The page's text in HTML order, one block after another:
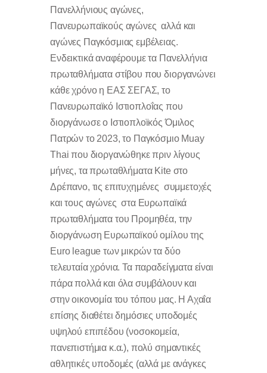
Πανελλήνιους αγώνες,
Πανευρωπαϊκούς αγώνες αλλά και
αγώνες Παγκόσμιας εμβέλειας.
Ενδεικτικά αναφέρουμε τα Πανελλήνια
πρωταθλήματα στίβου που διοργανώνει
κάθε χρόνο η ΕΑΣ ΣΕΓΑΣ, το
Πανευρωπαϊκό Ιστιοπλοΐας που
διοργάνωσε ο Ιστιοπλοϊκός Όμιλος
Πατρών το 2023, το Παγκόσμιο Muay
Thai που διοργανώθηκε πριν λίγους
μήνες, τα πρωταθλήματα Kite στο
Δρέπανο, τις επιτυχημένες συμμετοχές
και τους αγώνες στα Ευρωπαϊκά
πρωταθλήματα του Προμηθέα, την
διοργάνωση Ευρωπαϊκού ομίλου της
Euro league των μικρών τα δύο
τελευταία χρόνια. Τα παραδείγματα είναι
πάρα πολλά και όλα συμβάλουν και
στην οικονομία του τόπου μας. Η Αχαΐα
επίσης διαθέτει δημόσιες υποδομές
υψηλού επιπέδου (νοσοκομεία,
πανεπιστήμια κ.α.), πολύ σημαντικές
αθλητικές υποδομές (αλλά με ανάγκες